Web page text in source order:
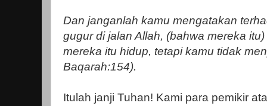
Dan janganlah kamu mengatakan
gugur di jalan Allah, (bahwa mereka
mereka itu hidup, tetapi kamu tidak
Baqarah:154).
Itulah janji Tuhan! Kami para pemikir